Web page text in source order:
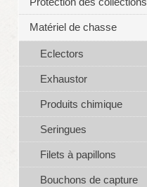
Matériel de chasse
Eclectors
Exhaustor
Produits chimique
Seringues
Filets à papillons
Bouchons de capture